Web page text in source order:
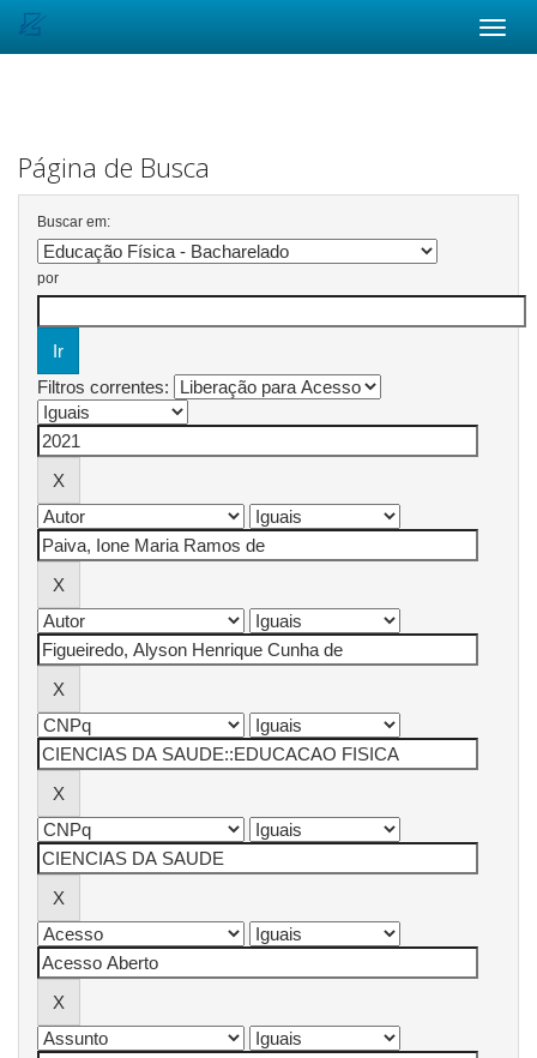
Página de Busca
Buscar em:
por
Filtros correntes: